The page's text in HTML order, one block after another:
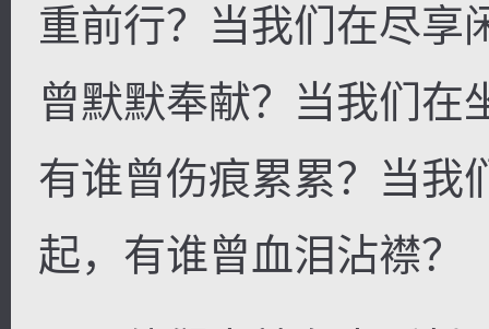
重前行？当我们在尽享
曾默默奉献？当我们在
有谁曾伤痕累累？当我
起，有谁曾血泪沾襟？